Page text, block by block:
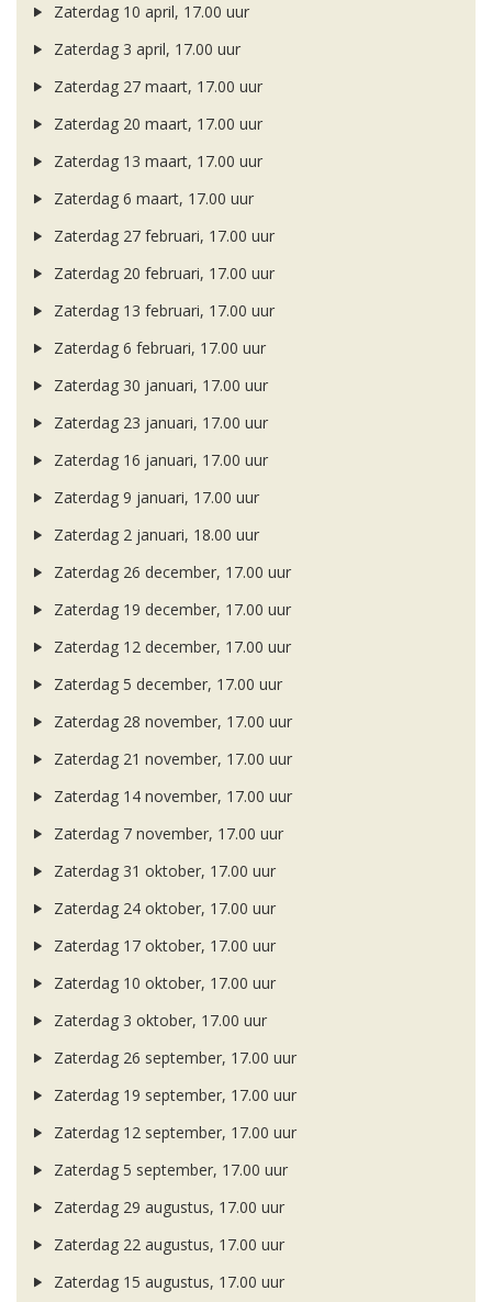
Zaterdag 10 april, 17.00 uur
Zaterdag 3 april, 17.00 uur
Zaterdag 27 maart, 17.00 uur
Zaterdag 20 maart, 17.00 uur
Zaterdag 13 maart, 17.00 uur
Zaterdag 6 maart, 17.00 uur
Zaterdag 27 februari, 17.00 uur
Zaterdag 20 februari, 17.00 uur
Zaterdag 13 februari, 17.00 uur
Zaterdag 6 februari, 17.00 uur
Zaterdag 30 januari, 17.00 uur
Zaterdag 23 januari, 17.00 uur
Zaterdag 16 januari, 17.00 uur
Zaterdag 9 januari, 17.00 uur
Zaterdag 2 januari, 18.00 uur
Zaterdag 26 december, 17.00 uur
Zaterdag 19 december, 17.00 uur
Zaterdag 12 december, 17.00 uur
Zaterdag 5 december, 17.00 uur
Zaterdag 28 november, 17.00 uur
Zaterdag 21 november, 17.00 uur
Zaterdag 14 november, 17.00 uur
Zaterdag 7 november, 17.00 uur
Zaterdag 31 oktober, 17.00 uur
Zaterdag 24 oktober, 17.00 uur
Zaterdag 17 oktober, 17.00 uur
Zaterdag 10 oktober, 17.00 uur
Zaterdag 3 oktober, 17.00 uur
Zaterdag 26 september, 17.00 uur
Zaterdag 19 september, 17.00 uur
Zaterdag 12 september, 17.00 uur
Zaterdag 5 september, 17.00 uur
Zaterdag 29 augustus, 17.00 uur
Zaterdag 22 augustus, 17.00 uur
Zaterdag 15 augustus, 17.00 uur